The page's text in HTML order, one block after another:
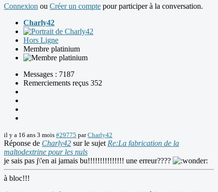
Connexion ou Créer un compte pour participer à la conversation.
Charly42
Hors Ligne
Membre platinium
Messages : 7187
Remerciements reçus 352
il y a 16 ans 3 mois #29775 parCharly42
Réponse de Charly42 sur le sujet Re:La fabrication de la
maltodextrine pour les nuls
je sais pas j\'en ai jamais bu!!!!!!!!!!!!!!! une erreur????
à bloc!!!